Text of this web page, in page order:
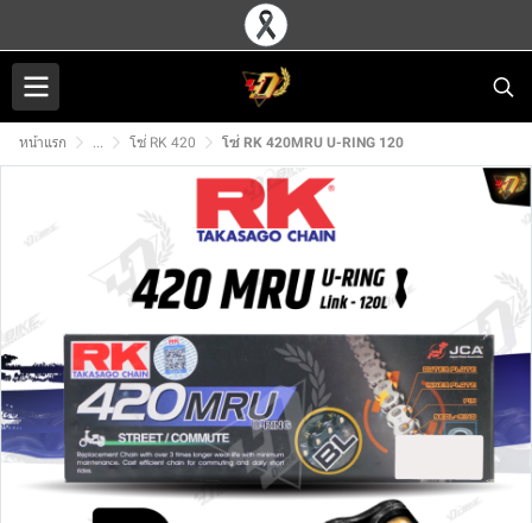
หน้าแรก ... โซ่ RK 420 โซ่ RK 420MRU U-RING 120